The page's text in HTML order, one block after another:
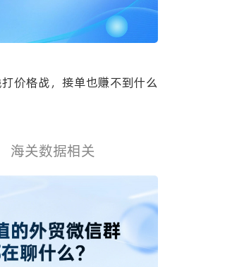
价格战，接单也赚不到什么
海关数据相关